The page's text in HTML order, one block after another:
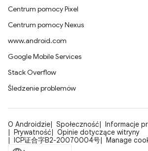
Centrum pomocy Pixel
Centrum pomocy Nexus
www.android.com
Google Mobile Services
Stack Overflow
Śledzenie problemów
O Androidzie Społeczność Informacje
Prywatność
Opinie dotyczące witryny
ICP证合字B2-20070004号
Manage